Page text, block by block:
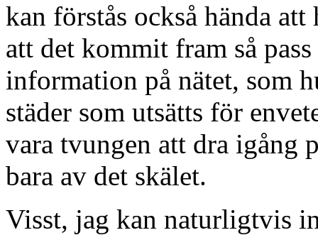
kan förstås också hända
att det kommit fram så
information på nätet, som
städer som utsätts för
vara tvungen att dra igång
bara av det skälet.
Visst, jag kan naturligtvis